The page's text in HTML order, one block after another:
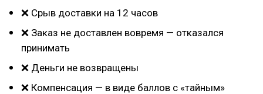
❌ Срыв доставки на 12 часов
❌ Заказ не доставлен вовремя — отказался
принимать
❌ Деньги не возвращены
❌ Компенсация — в виде баллов с «тайным»